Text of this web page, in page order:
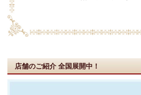
店舗のご紹介 全国展開中！